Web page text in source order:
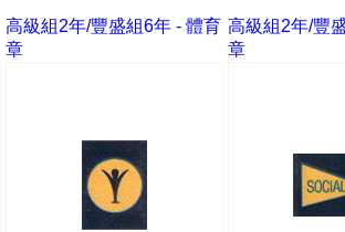
高級組2年/豐盛組6年 - 體育
章
高級組2年/豐
章